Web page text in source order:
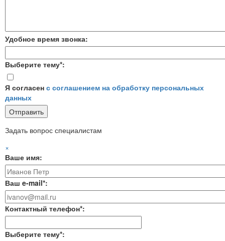
Удобное время звонка:
Выберите тему*:
Я согласен с соглашением на обработку персональных
данных
Задать вопрос специалистам
×
Ваше имя:
Ваш e-mail*:
Контактный телефон*:
Выберите тему*: